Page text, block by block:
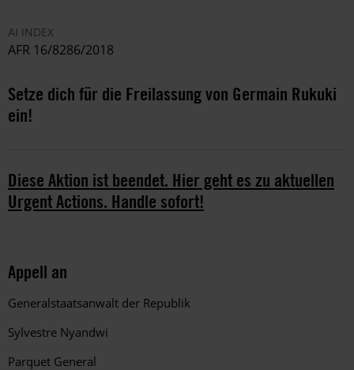
AI INDEX
AFR 16/8286/2018
Setze dich für die Freilassung von Germain Rukuki
ein!
Diese Aktion ist beendet. Hier geht es zu aktuellen
Urgent Actions. Handle sofort!
Appell an
Generalstaatsanwalt der Republik
Sylvestre Nyandwi
Parquet General